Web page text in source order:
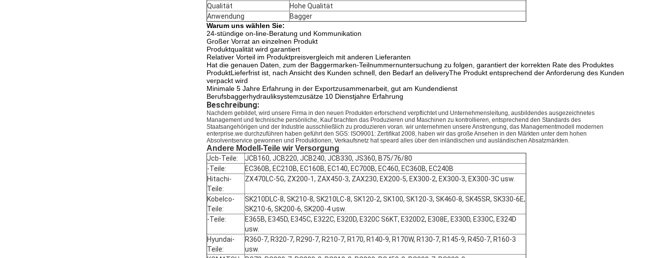
Hinterlass eine Nachricht
Wir rufen Sie bald zurück!
Qualität
Hohe Qualität
Anwendung
Bagger
Warum uns wählen Sie:
24-stündige on-line-Beratung und Kommunikation
Großer Vorrat an einzelnen Produkt
Produktqualität wird garantiert
Relativer Vorteil im Produktpreisvergleich mit anderen Lieferanten
Hat die genauen Daten, zum der Baggermarken-Teilnummernuntersuchung zu folgen, garantiert der korrekten Rate des Produktes
ProduktLieferfrist ist, nach Ansicht des Kunden schnell, den Bedarf an deliveryThe Produkt entsprechend der Anforderung des Kunden
verpackt wird
Minimale 5 Jahre Erfahrung in der Exportzusammenarbeit, gut am Kundendienst
Berufsbaggerhydrauliksystemzusätze 10 Dienstjahre Erfahrung
Beschreibung:
Nachdem gebildet, wird unsere Firma in den neuen Produkten erforschend verpflichtet und Unternehmensleitung, ausbildendes ausgezeichnetes
Management und technische persönliche, Kauf brachten das Produzieren und Maschinen zu kontrollieren, entsprechend den Standards des
Staatsangehörigen und der Industrie ausschließlich zu produzieren voran. wir unternehmen unsere Anstrengung, das Managementmodell modernen
enterprise.we durchzuführen haben geführt den SGS: ISO9001: Zertifikat 2008, haben wir das große Ansehen in den Märkten unter dem hohen
Absolventservice gewonnen und Produktionen, Verkaufsnetz hat speard alles über den inländischen und ausländischen Absatzmärkten.
Andere Modell-Teile wir Versorgung
Jcb-Teile:
JCB160, JCB220, JCB240, JCB330, JS360, B75/76/80
-Teile:
EC360B, EC210B, EC160B, EC140, EC700B, EC460, EC360B, EC240B
Hitachi-
Teile:
ZX470LC-5G, ZX200-1, ZAX450-3, ZAX230, EX200-5, EX300-2, EX300-3, EX300-3C usw.
Kobelco-
Teile:
SK210DLC-8, SK210-8, SK210LC-8, SK120-2, SK100, SK120-3, SK460-8, SK45SR, SK330-6E,
SK210-6, SK200-6, SK200-4 usw.
-Teile:
E365B, E345D, E345C, E322C, E320D, E320C S6KT, E320D2, E308E, E330D, E330C, E324D
usw.
Hyundai-
Teile:
R360-7, R320-7, R290-7, R210-7, R170, R140-9, R170W, R130-7, R145-9, R450-7, R160-3
usw.